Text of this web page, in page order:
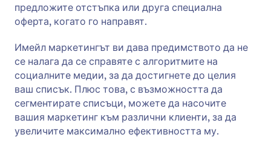
предложите отстъпка или друга специална
оферта, когато го направят.
Имейл маркетингът ви дава предимството да не
се налага да се справяте с алгоритмите на
социалните медии, за да достигнете до целия
ваш списък. Плюс това, с възможността да
сегментирате списъци, можете да насочите
вашия маркетинг към различни клиенти, за да
увеличите максимално ефективността му.